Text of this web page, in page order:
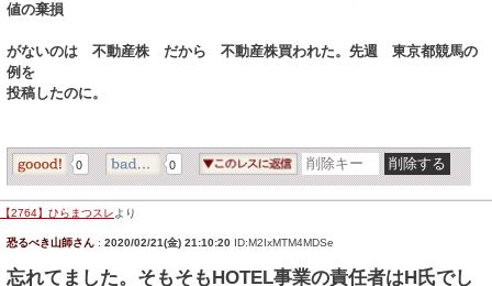
値の棄損
がないのは 不動産株 だから 不動産株買われた。先週 東京都競馬の
例を
投稿したのに。
0 0
【2764】ひらまつスレ より
恐るべき山師さん : 2020/02/21(金) 21:10:20 ID:M2IxMTM4MDSe
忘れてました。そもそもHOTEL事業の責任者はH氏でし